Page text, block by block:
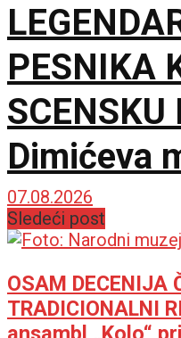
PESNIKA
Dimićeva
dirnula
publiku
07.08.2026
Sledeći post
OSAM DECENIJA
TRADICIONALNI